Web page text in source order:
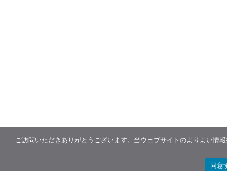
ご訪問いただきありがとうございます。当ウェブサイトのよりよい
同意